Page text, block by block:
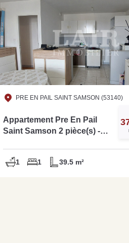
PRE EN PAIL SAINT SAMSON (53140)
Appartement Pre En Pail
Saint Samson 2 pièce(s) -
1 1 39.5 m²